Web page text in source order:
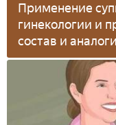
Применение
гинекологии и
состав и аналоги